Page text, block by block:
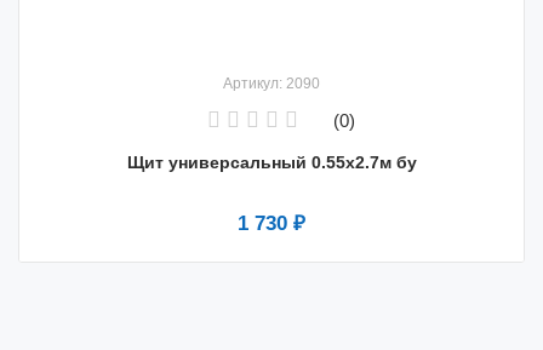
Артикул: 2090
(0)
Щит универсальный 0.55x2.7м бу
1 730 ₽